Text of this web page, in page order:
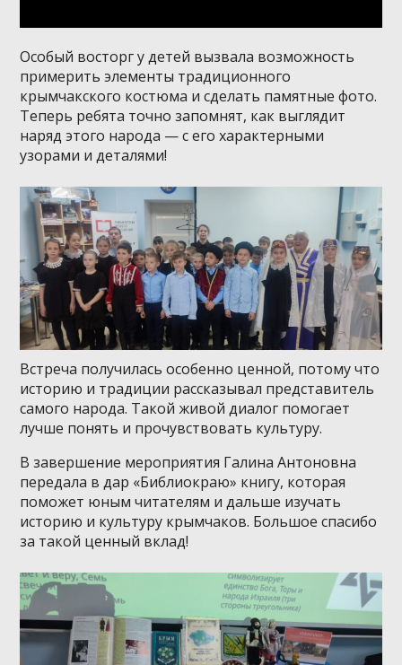
Особый восторг у детей вызвала возможность
примерить элементы традиционного
крымчакского костюма и сделать памятные фото.
Теперь ребята точно запомнят, как выглядит
наряд этого народа — с его характерными
узорами и деталями!
Встреча получилась особенно ценной, потому что
историю и традиции рассказывал представитель
самого народа. Такой живой диалог помогает
лучше понять и прочувствовать культуру.
В завершение мероприятия Галина Антоновна
передала в дар «Библиокраю» книгу, которая
поможет юным читателям и дальше изучать
историю и культуру крымчаков. Большое спасибо
за такой ценный вклад!